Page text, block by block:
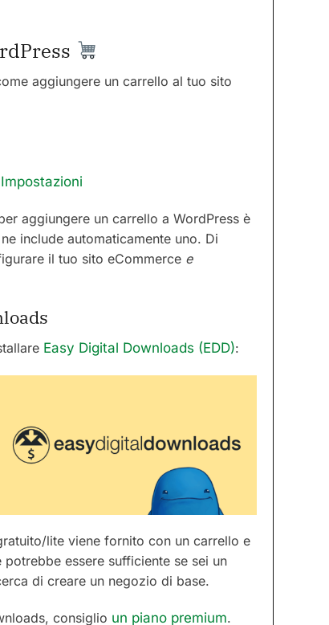
aggiungere un carrello al tuo sito
aggiungere un carrello a WordPress è
include automaticamente uno. Di
il tuo sito eCommerce e
Easy Digital Downloads (EDD):
lite viene fornito con un carrello e
essere sufficiente se sei un
di creare un negozio di base.
consiglio un piano premium.